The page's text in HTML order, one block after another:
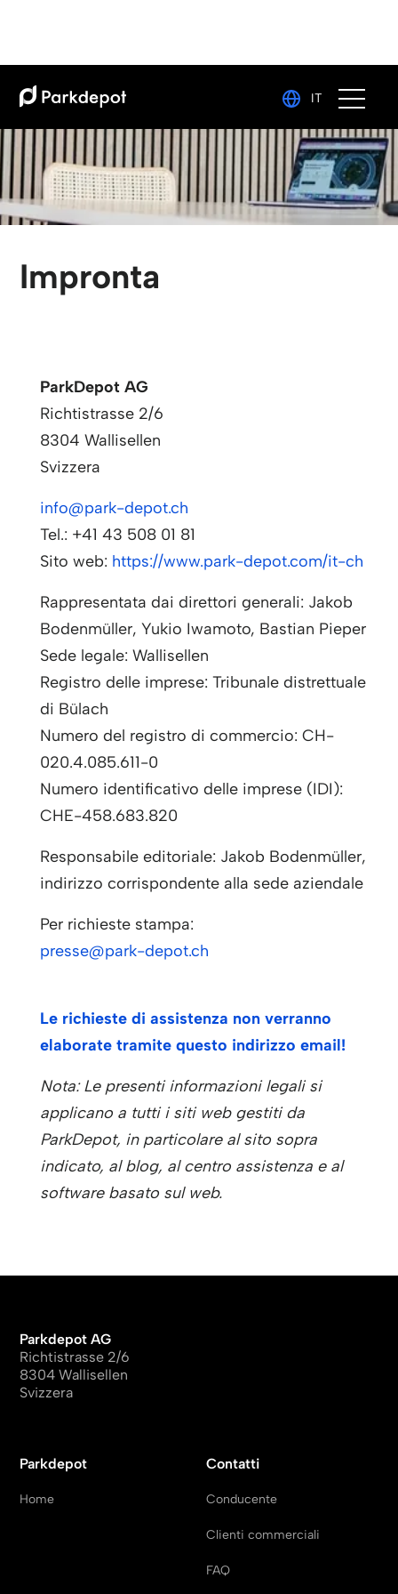
IT
Impronta
ParkDepot AG
Richtistrasse 2/6
8304 Wallisellen
Svizzera
info@park-depot.ch
Tel.: +41 43 508 01 81
Sito web: https://www.park-depot.com/it-ch
Rappresentata dai direttori generali: Jakob
Bodenmüller, Yukio Iwamoto, Bastian Pieper
Sede legale: Wallisellen
Registro delle imprese: Tribunale distrettuale
di Bülach
Numero del registro di commercio: CH-
020.4.085.611-0
Numero identificativo delle imprese (IDI):
CHE-458.683.820
Responsabile editoriale: Jakob Bodenmüller,
indirizzo corrispondente alla sede aziendale
Per richieste stampa:
presse@park-depot.ch
Le richieste di assistenza non verranno
elaborate tramite questo indirizzo email!
Nota: Le presenti informazioni legali si
applicano a tutti i siti web gestiti da
ParkDepot, in particolare al sito sopra
indicato, al blog, al centro assistenza e al
software basato sul web.
Parkdepot
Home
Contatti
Conducente
Clienti commerciali
FAQ
Parkdepot AG
Richtistrasse 2/6
8304 Wallisellen
Svizzera